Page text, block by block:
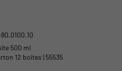
500 ml
12 boîtes | 55535